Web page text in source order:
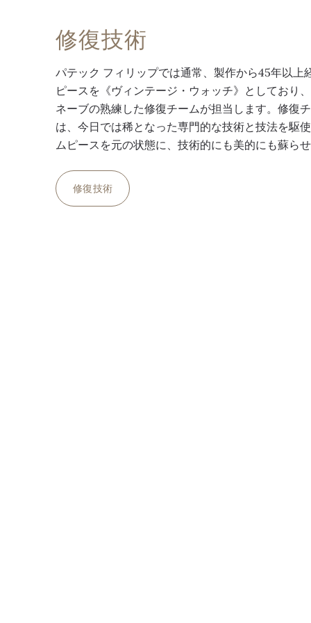
修復技術
パテック フィリップでは通常、製作から45年以上
ピースを《ヴィンテージ・ウォッチ》としており
ネーブの熟練した修復チームが担当します。修復
は、今日では稀となった専門的な技術と技法を駆
ムピースを元の状態に、技術的にも美的にも蘇らせ
修復技術